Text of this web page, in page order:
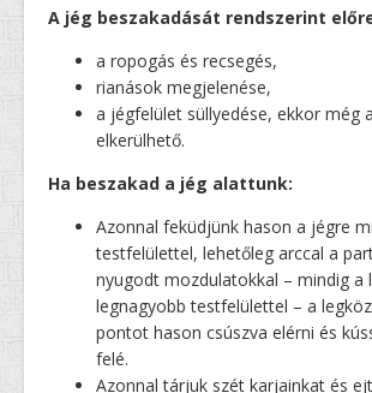
A jég beszakadását rendszerint
a ropogás és recsegés,
rianások megjelenése,
a jégfelület süllyedése, ekkor még
elkerülhető.
Ha beszakad a jég alattunk:
Azonnal feküdjünk hason a jégre
testfelülettel, lehetőleg arccal a
nyugodt mozdulatokkal – mindig a
legnagyobb testfelülettel – a
pontot hason csúszva elérni és
felé.
Azonnal tárjuk szét karjainkat és